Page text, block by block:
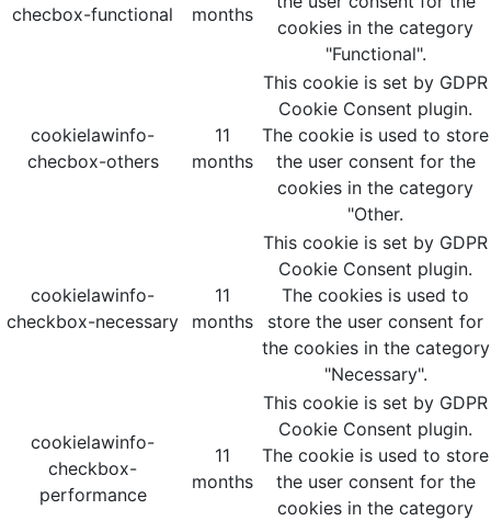
checbox-functional
months
cookies in the category
"Functional".
cookielawinfo-
checbox-others
11
months
This cookie is set by GDPR
Cookie Consent plugin.
The cookie is used to store
the user consent for the
cookies in the category
"Other.
cookielawinfo-
checkbox-necessary
11
months
This cookie is set by GDPR
Cookie Consent plugin.
The cookies is used to
store the user consent for
the cookies in the category
"Necessary".
cookielawinfo-
checkbox-
performance
11
months
This cookie is set by GDPR
Cookie Consent plugin.
The cookie is used to store
the user consent for the
cookies in the category